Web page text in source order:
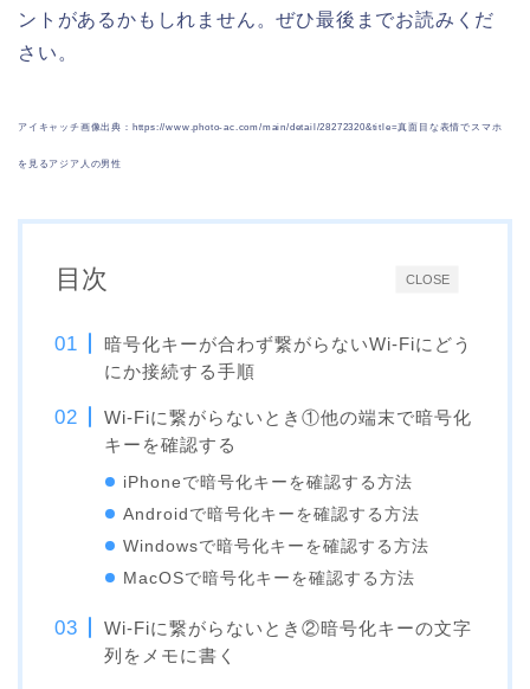
ントがあるかもしれません。ぜひ最後までお読みくだ
さい。
アイキャッチ画像出典：https://www.photo-ac.com/main/detail/28272320&title=真面目な表情でスマホ
を見るアジア人の男性
CLOSE
目次
暗号化キーが合わず繋がらないWi-Fiにどう
にか接続する手順
Wi-Fiに繋がらないとき①他の端末で暗号化
キーを確認する
iPhoneで暗号化キーを確認する方法
Androidで暗号化キーを確認する方法
Windowsで暗号化キーを確認する方法
MacOSで暗号化キーを確認する方法
Wi-Fiに繋がらないとき②暗号化キーの文字
列をメモに書く